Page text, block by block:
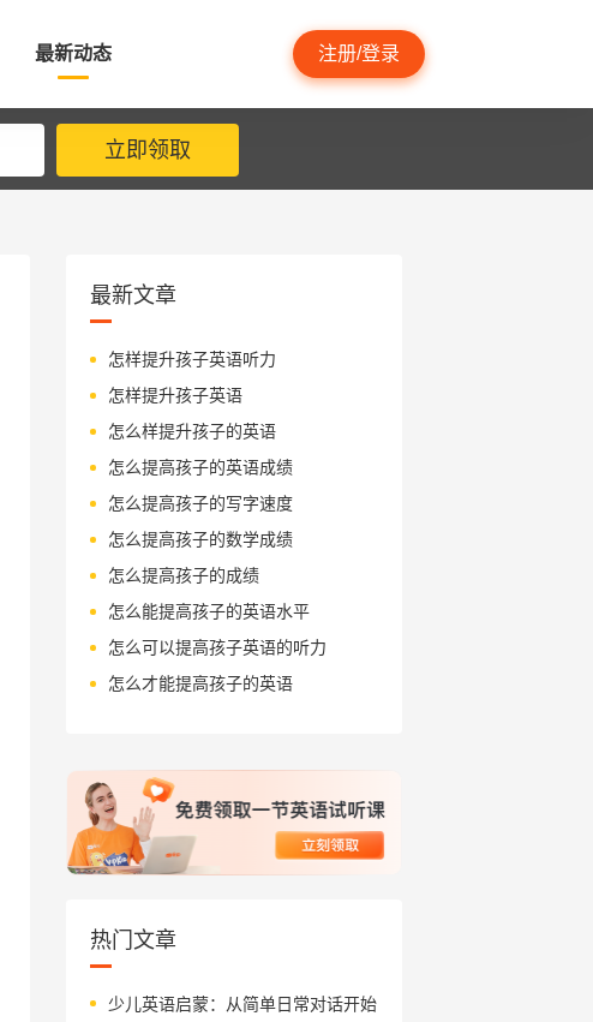
最新动态 注册/登录
立即领取
最新文章
怎样提升孩子英语听力
怎样提升孩子英语
怎么样提升孩子的英语
怎么提高孩子的英语成绩
怎么提高孩子的写字速度
怎么提高孩子的数学成绩
怎么提高孩子的成绩
怎么能提高孩子的英语水平
怎么可以提高孩子英语的听力
怎么才能提高孩子的英语
热门文章
少儿英语启蒙：从简单日常对话开始